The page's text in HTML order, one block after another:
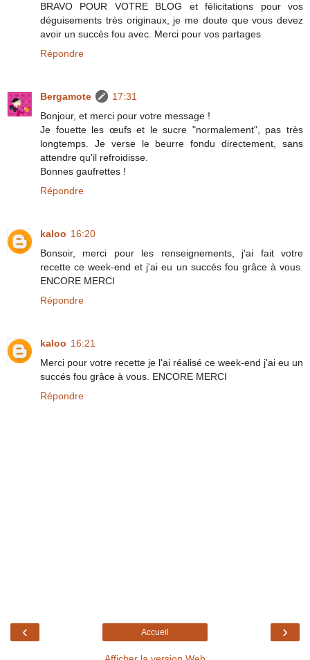
BRAVO POUR VOTRE BLOG et félicitations pour vos
déguisements très originaux, je me doute que vous devez
avoir un succès fou avec. Merci pour vos partages
Répondre
Bergamote
17:31
Bonjour, et merci pour votre message !
Je fouette les œufs et le sucre "normalement", pas très
longtemps. Je verse le beurre fondu directement, sans
attendre qu'il refroidisse.
Bonnes gaufrettes !
Répondre
kaloo 16:20
Bonsoir, merci pour les renseignements, j'ai fait votre
recette ce week-end et j'ai eu un succés fou grâce à vous.
ENCORE MERCI
Répondre
kaloo 16:21
Merci pour votre recette je l'ai réalisé ce week-end j'ai eu un
succés fou grâce à vous. ENCORE MERCI
Répondre
‹ ›
Accueil